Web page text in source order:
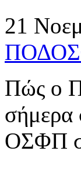
21
Πώς ο
σήμερα
ΟΣΦΠ